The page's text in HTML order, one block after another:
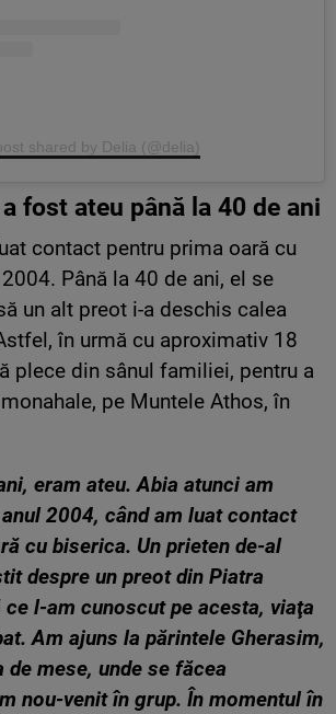
shared by Delia (@delia)
fost ateu până la 40 de ani
contact pentru prima oară cu
Până la 40 de ani, el se
un alt preot i-a deschis calea
în urmă cu aproximativ 18
plece din sânul familiei, pentru a
pe Muntele Athos, în
eram ateu. Abia atunci am
2004, când am luat contact
cu biserica. Un prieten de-al
despre un preot din Piatra
ce l-am cunoscut pe acesta, viaţa
Am ajuns la părintele Gherasim,
mese, unde se făcea
nou-venit în grup. În momentul în